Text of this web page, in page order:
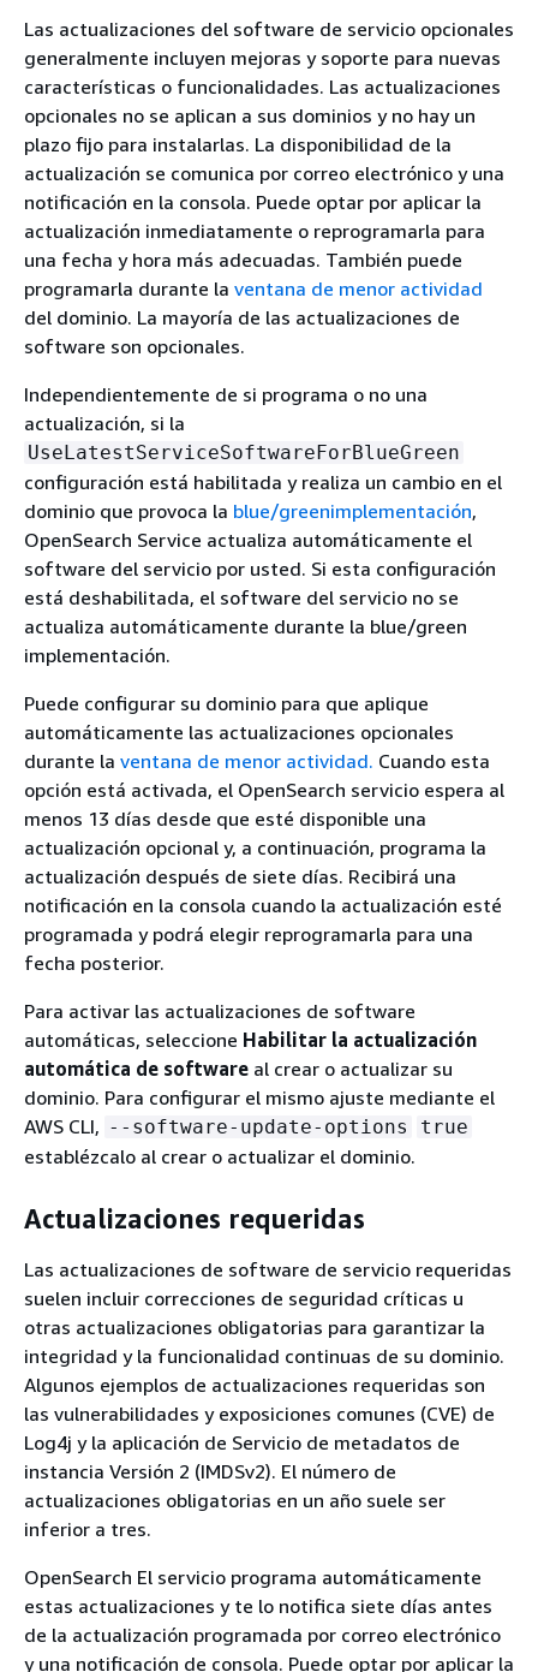
Las actualizaciones del software de servicio opcionales
generalmente incluyen mejoras y soporte para nuevas
características o funcionalidades. Las actualizaciones
opcionales no se aplican a sus dominios y no hay un
plazo fijo para instalarlas. La disponibilidad de la
actualización se comunica por correo electrónico y una
notificación en la consola. Puede optar por aplicar la
actualización inmediatamente o reprogramarla para
una fecha y hora más adecuadas. También puede
programarla durante la ventana de menor actividad
del dominio. La mayoría de las actualizaciones de
software son opcionales.
Independientemente de si programa o no una
actualización, si la
UseLatestServiceSoftwareForBlueGreen
configuración está habilitada y realiza un cambio en el
dominio que provoca la blue/greenimplementación,
OpenSearch Service actualiza automáticamente el
software del servicio por usted. Si esta configuración
está deshabilitada, el software del servicio no se
actualiza automáticamente durante la blue/green
implementación.
Puede configurar su dominio para que aplique
automáticamente las actualizaciones opcionales
durante la ventana de menor actividad. Cuando esta
opción está activada, el OpenSearch servicio espera al
menos 13 días desde que esté disponible una
actualización opcional y, a continuación, programa la
actualización después de siete días. Recibirá una
notificación en la consola cuando la actualización esté
programada y podrá elegir reprogramarla para una
fecha posterior.
Para activar las actualizaciones de software
automáticas, seleccione Habilitar la actualización
automática de software al crear o actualizar su
dominio. Para configurar el mismo ajuste mediante el
AWS CLI, --software-update-options true
establézcalo al crear o actualizar el dominio.
Actualizaciones requeridas
Las actualizaciones de software de servicio requeridas
suelen incluir correcciones de seguridad críticas u
otras actualizaciones obligatorias para garantizar la
integridad y la funcionalidad continuas de su dominio.
Algunos ejemplos de actualizaciones requeridas son
las vulnerabilidades y exposiciones comunes (CVE) de
Log4j y la aplicación de Servicio de metadatos de
instancia Versión 2 (IMDSv2). El número de
actualizaciones obligatorias en un año suele ser
inferior a tres.
OpenSearch El servicio programa automáticamente
estas actualizaciones y te lo notifica siete días antes
de la actualización programada por correo electrónico
y una notificación de consola. Puede optar por aplicar la